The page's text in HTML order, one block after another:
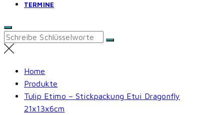
TERMINE
Search
for:
Home
Produkte
Tulip Etimo – Stickpackung Etui Dragonfly
21x13x6cm